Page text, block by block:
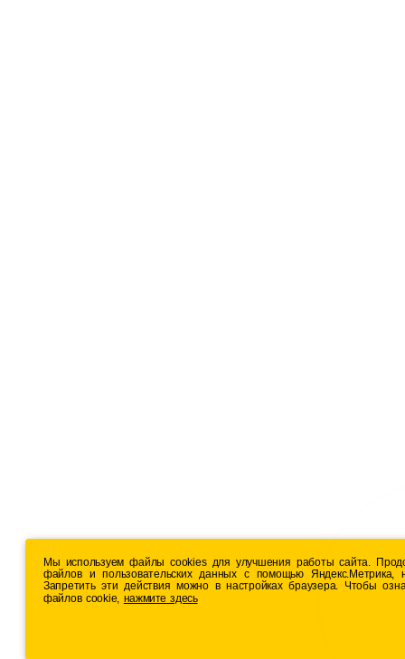
Мы используем файлы cookies для улучшения работы сайта.
файлов и пользовательских данных с помощью
Запретить эти действия можно в настройках браузера. Чтобы
файлов cookie, нажмите здесь